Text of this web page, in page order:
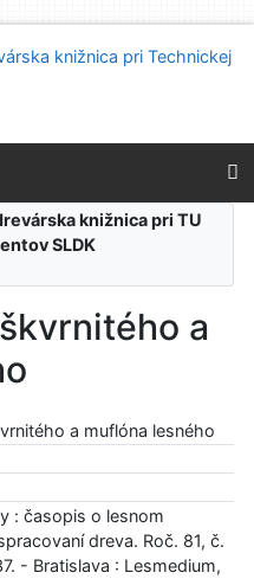
knižnica pri TU
SLDK
a
a muflóna lesného
: časopis o lesnom
dreva. Roč. 81, č.
- Bratislava : Lesmedium,